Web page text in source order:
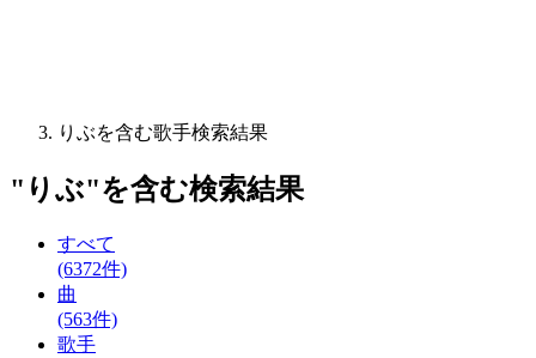
りぶを含む歌手検索結果
" りぶ"を含む検索結果
すべて
(6372件)
曲
(563件)
歌手